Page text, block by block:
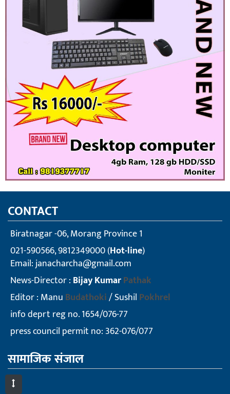
CONTACT
Biratnagar -06, Morang Province 1
021-590566, 9812349000 (Hot-line)
Email:janacharcha@gmail.com
News-Director : Bijay KumarPathak
Editor : Manu Budathoki/ Sushil Pokhrel
info deprt reg no. 1654/076-77
press council permit no: 362-076/077
सामाजिक संजाल